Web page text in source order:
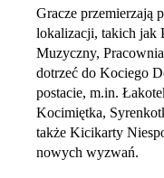
Gracze przemierzają
lokalizacji, takich jak
Muzyczny,
dotrzeć do Kociego
postacie, m.in.
Kocimiętka,
także Kicikarty
nowych wyzwań.